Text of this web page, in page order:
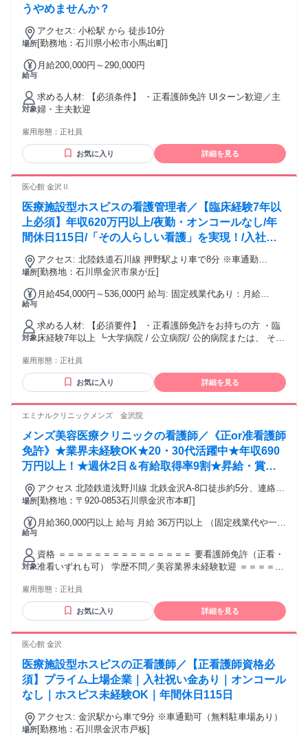
うやめませんか？
場所
アクセス: 小松駅 から 徒歩10分
[勤務地：石川県小松市小馬出町]
給与
月給200,000円～290,000円
対象
求める人材: 【必須条件】 ・正看護師免許 UIターン歓迎／主
婦・主夫歓迎
雇用形態： 正社員
お気に入り 詳細を見る
医心館 金沢Ⅱ
医療施設型ホスピスの看護管理者／【臨床経験7年以
上必須】年収620万円以上/夜勤・オンコールなし/年
間休日115日/「その人らしい看護」を実現！/入社祝
い金あり
場所
アクセス: 北陸鉄道石川線 押野駅より車で8分 ※車通勤
OK（無料駐車場完備）
[勤務地：石川県金沢市泉が丘]
給与
月給454,000円～536,000円 給与: 固定残業代あり：月給
￥80,700〜￥95,300（30時間相当分）を含む。30時間を超え
る残業代は追加で支給する。 年収：620万円〜720万円 月給：
45.4万円〜53.6万円 ※給与日：毎月15日支払い
対象
求める人材: 【必須要件】 ・正看護師免許をお持ちの方 ・臨
床経験7年以上 ┗大学病院 / 公立病院/ 公的病院または、 それ
いれば 管理者としての経験は不問です♪ ＜こんな想いをお持
ちの方歓迎！＞ ▶ 看護の経験を活かしながら、 管理職・マ
ネジメントにも挑戦したい方 ▶ 一人ひとりに寄り添った
約があり、 できなかったケアを実践したい方 ▶ チームで協
き方に挑戦したいが、 しっかりとしたサポート体制のある環
境を探している方
雇用形態： 正社員
お気に入り 詳細を見る
エミナルクリニックメンズ 金沢院
メンズ美容医療クリニックの看護師／《正or准看護師
免許》★業界未経験OK★20・30代活躍中★年収690
万円以上！★週休2日＆有給取得率9割★昇給・賞与
あり
場所
アクセス 北陸鉄道浅野川線 北鉄金沢A-8口徒歩約5分、連絡バ
ス 金沢徒歩約5分、ＩＲいしかわ鉄道線/ハピラインふくい 金
[勤務地：〒920-0853石川県金沢市本町]
給与
月給360,000円以上 給与 月給 36万円以上 （固定残業代や一律
間：23時間） 固定残業時間を超えた勤務時間については別途
残業代を支給する 交通費：交通費支給
対象
資格 ＝＝＝＝＝＝＝＝＝＝＝＝＝＝＝ 要看護師免許（正看・
准看いずれも可） 学歴不問／美容業界未経験歓迎 ＝＝＝＝＝
アップに挑戦できる環境！】 ・店舗の売上やスタッフの モチ
ベーションを支えるリーダーを目指したい方 ・縁の下の力持
ちとして チームを支える役割にやりがいを感じられる方 【こ
当に評価される職場を求めている ・美容や清潔感への関心が
「看護師＝病棟だけじゃない」新しい道を歩みたい 【活躍中
のスタッフ前職例】 看護師,准看護師,保健師,美容クリニック,
訪問看護師,医療事務,デイサービス看護師, 病棟勤務,訪問看護,
介護施設, リラクゼーションセラピスト,マッサージ, アロマセ
ラピスト,セラピスト,もみほぐし, ヘッドスパ,美容,脱毛,接客
販売などのご経験者
雇用形態： 正社員
お気に入り 詳細を見る
医心館 金沢
医療施設型ホスピスの正看護師／【正看護師資格必
須】プライム上場企業｜入社祝い金あり｜オンコール
なし｜ホスピス未経験OK｜年間休日115日
場所
アクセス: 金沢駅から車で9分 ※車通勤可（無料駐車場あり）
[勤務地：石川県金沢市戸板]